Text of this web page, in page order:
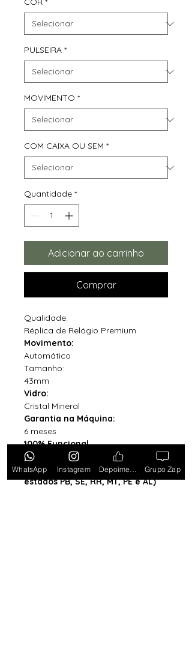
PULSEIRA *
MOVIMENTO *
COM CAIXA OU SEM *
Quantidade *
Adicionar ao carrinho
Comprar
Qualidade:
Réplica de Relógio Premium
Movimento:
Automático
Tamanho:
43mm
Vidro:
Cristal Mineral
Garantia na Máquina:
6 meses
100% Funcional
Acompanha Caixa Simples com
Almofada (exceto para os
estados PB, SE, RR, MT, PE e AL)
WhatsApp Instagram Grupo Zap